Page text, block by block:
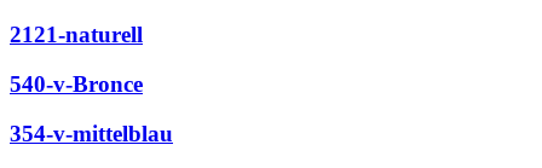
2121-naturell
540-v-Bronce
354-v-mittelblau